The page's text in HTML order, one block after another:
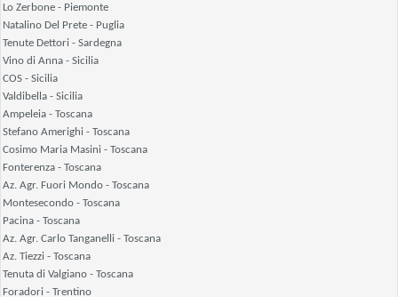
Lo Zerbone - Piemonte
Natalino Del Prete - Puglia
Tenute Dettori - Sardegna
Vino di Anna - Sicilia
COS - Sicilia
Valdibella - Sicilia
Ampeleia - Toscana
Stefano Amerighi - Toscana
Cosimo Maria Masini - Toscana
Fonterenza - Toscana
Az. Agr. Fuori Mondo - Toscana
Montesecondo - Toscana
Pacina - Toscana
Az. Agr. Carlo Tanganelli - Toscana
Az. Tiezzi - Toscana
Tenuta di Valgiano - Toscana
Foradori - Trentino